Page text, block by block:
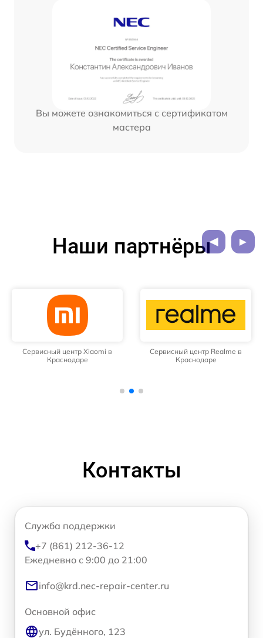
Вы можете ознакомиться с сертификатом
мастера
Наши партнёры
Сервисный центр Xiaomi в
Краснодаре
Сервисный центр Realme в
Краснодаре
Контакты
Служба поддержки
+7 (861) 212-36-12
Ежедневно с 9:00 до 21:00
info@krd.nec-repair-center.ru
Основной офис
ул. Будённого, 123